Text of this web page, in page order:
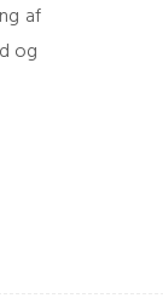
af
og